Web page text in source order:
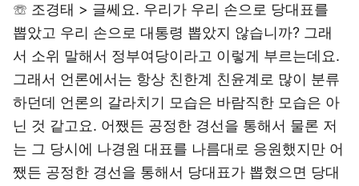
☏ 조경태 > 글쎄요. 우리가 우리 손으로 당대표를
뽑았고 우리 손으로 대통령 뽑았지 않습니까? 그래
서 소위 말해서 정부여당이라고 이렇게 부르는데요.
그래서 언론에서는 항상 친한계 친윤계로 많이 분류
하던데 언론의 갈라치기 모습은 바람직한 모습은 아
닌 것 같고요. 어쨌든 공정한 경선을 통해서 물론 저
는 그 당시에 나경원 대표를 나름대로 응원했지만 어
쨌든 공정한 경선을 통해서 당대표가 뽑혔으면 당대